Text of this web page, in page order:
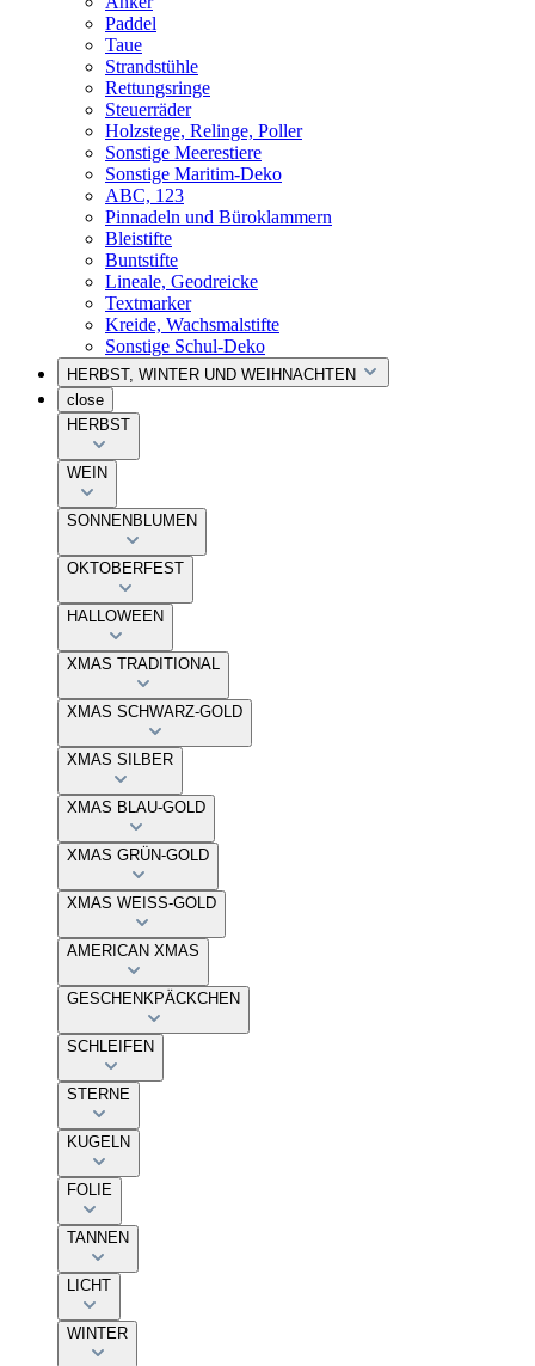
Paddel
Taue
Strandstühle
Rettungsringe
Steuerräder
Holzstege, Relinge, Poller
Sonstige Meerestiere
Sonstige Maritim-Deko
ABC, 123
Pinnadeln und Büroklammern
Bleistifte
Buntstifte
Lineale, Geodreicke
Textmarker
Kreide, Wachsmalstifte
Sonstige Schul-Deko
HERBST, WINTER UND WEIHNACHTEN
close
HERBST
WEIN
SONNENBLUMEN
OKTOBERFEST
HALLOWEEN
XMAS TRADITIONAL
XMAS SCHWARZ-GOLD
XMAS SILBER
XMAS BLAU-GOLD
XMAS GRÜN-GOLD
XMAS WEISS-GOLD
AMERICAN XMAS
GESCHENKPÄCKCHEN
SCHLEIFEN
STERNE
KUGELN
FOLIE
TANNEN
LICHT
WINTER